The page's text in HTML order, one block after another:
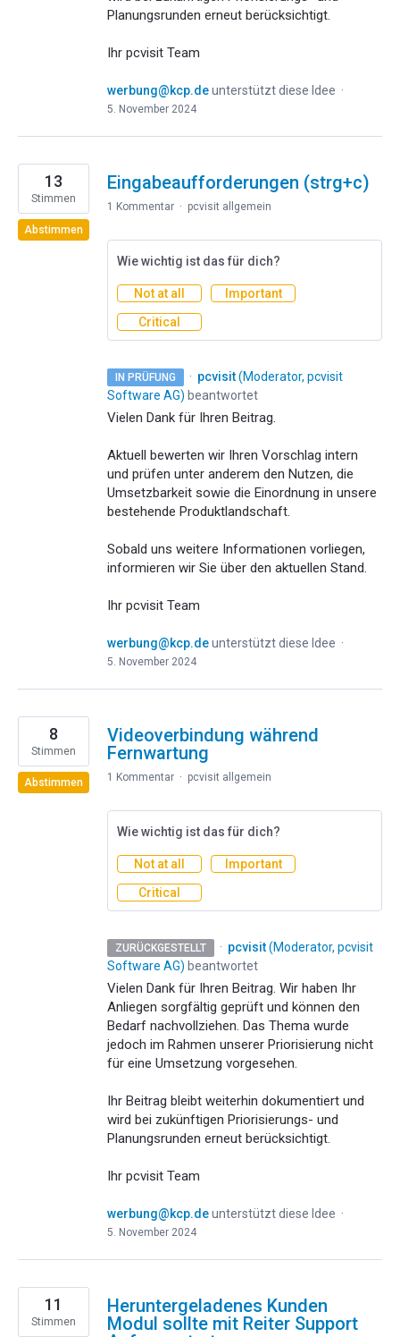
Planungsrunden erneut berücksichtigt.
Ihr pcvisit Team
werbung@kcp.deunterstützt diese Idee ·
5. November 2024
Eingabeaufforderungen (strg+c)
13
Stimmen
Abstimmen
1 Kommentar · pcvisit allgemein
Wie wichtig ist das für dich?
Not at all
Important
Critical
IN PRÜFUNG · pcvisit(Moderator, pcvisit
Software AG) beantwortet
Vielen Dank für Ihren Beitrag.
Aktuell bewerten wir Ihren Vorschlag intern
und prüfen unter anderem den Nutzen, die
Umsetzbarkeit sowie die Einordnung in unsere
bestehende Produktlandschaft.
Sobald uns weitere Informationen vorliegen,
informieren wir Sie über den aktuellen Stand.
Ihr pcvisit Team
werbung@kcp.deunterstützt diese Idee ·
5. November 2024
Videoverbindung während
Fernwartung
8
Stimmen
Abstimmen 1 Kommentar · pcvisit allgemein
Wie wichtig ist das für dich?
Not at all
Important
Critical
ZURÜCKGESTELLT · pcvisit(Moderator, pcvisit
Software AG) beantwortet
Vielen Dank für Ihren Beitrag. Wir haben Ihr
Anliegen sorgfältig geprüft und können den
Bedarf nachvollziehen. Das Thema wurde
jedoch im Rahmen unserer Priorisierung nicht
für eine Umsetzung vorgesehen.
Ihr Beitrag bleibt weiterhin dokumentiert und
wird bei zukünftigen Priorisierungs- und
Planungsrunden erneut berücksichtigt.
Ihr pcvisit Team
werbung@kcp.deunterstützt diese Idee ·
5. November 2024
Heruntergeladenes Kunden
Modul sollte mit Reiter Support
11
Stimmen